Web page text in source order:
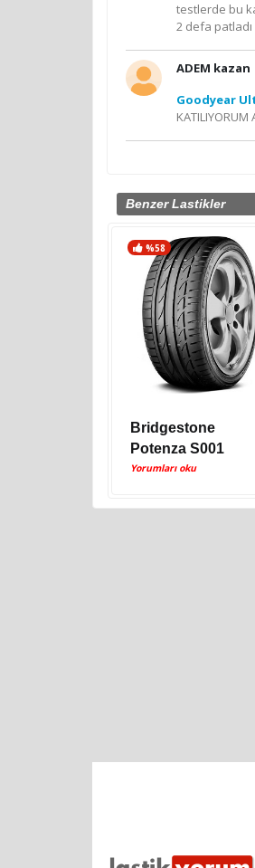
testlerde bu
2 defa
ADEM kazan
Goodyear
KATILIYORUM
Benzer Lastikler
%58
Bridgestone
Potenza S001
Yorumları oku